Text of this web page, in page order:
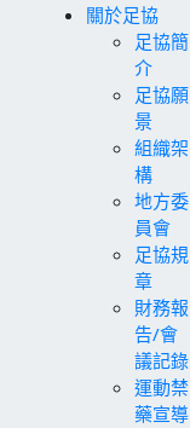
關於足協
足協簡
介
足協願
景
組織架
構
地方委
員會
足協規
章
財務報
告/會
議記錄
運動禁
藥宣導